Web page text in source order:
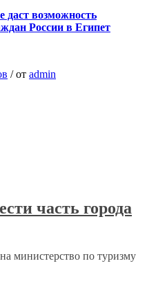
даст возможность
России в Египет
/от admin
часть города
министерство по туризму